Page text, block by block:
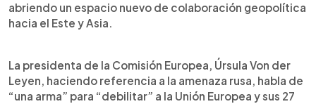
abriendo un espacio nuevo de colaboración geopolítica
hacia el Este y Asia.
La presidenta de la Comisión Europea, Úrsula Von der
Leyen, haciendo referencia a la amenaza rusa, habla de
“una arma” para “debilitar” a la Unión Europea y sus 27